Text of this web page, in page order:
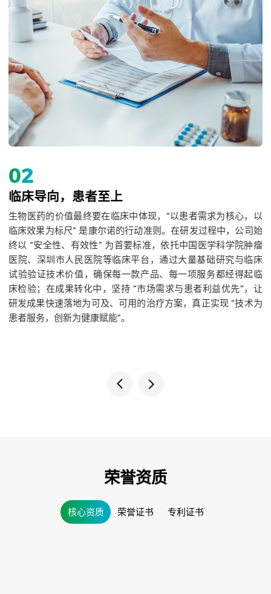
瘤
为
03
协同共赢，产学研融合
“单打独斗难成大事，协同创新方能致远”，康尔诺深谙产学研融
合的重要性。公司主动构建开放的合作生态：对内，研发中心
与生产、市场团队紧密联动，确保研发成果高效转化为经济效
益；对外，与中科院微生物研究所共建基础研究屏障，与深圳
市第二人民医院、中国人民解放军总医院等多家机构开展临床
合作，形成 “科研机构出技术、医院出数据、企业出产品” 的共
赢模式。这种 “打破边界、整合资源” 的协同思维，让公司在技
术研发、临床推进、市场拓展中少走弯路，加速实现 “从实验室
荣誉资质
核心资质 荣誉证书 专利证书